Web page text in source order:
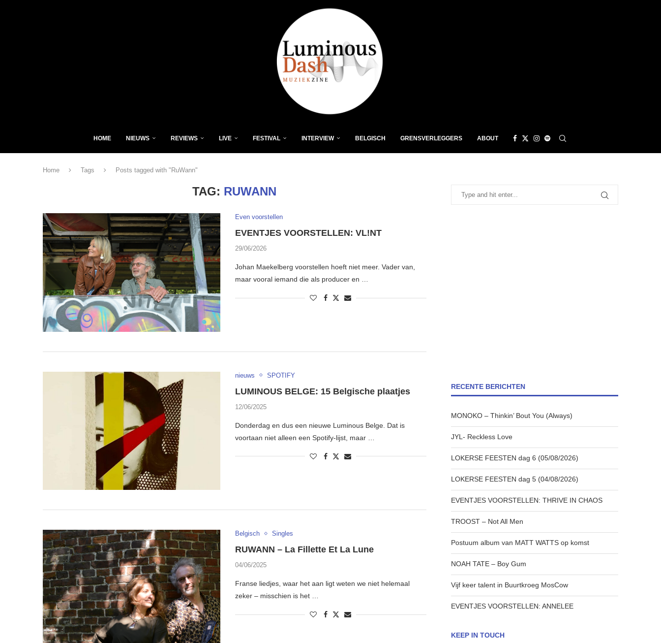
HOME NIEUWS REVIEWS LIVE FESTIVAL INTERVIEW BELGISCH GRENSVERLEGGERS ABOUT
Home Tags Posts tagged with "RuWann"
TAG: RUWANN
Even voorstellen
EVENTJES VOORSTELLEN: VL!NT
29/06/2026
Johan Maekelberg voorstellen hoeft niet meer. Vader van,
maar vooral iemand die als producer en …
nieuws SPOTIFY
LUMINOUS BELGE: 15 Belgische plaatjes
12/06/2025
Donderdag en dus een nieuwe Luminous Belge. Dat is
voortaan niet alleen een Spotify-lijst, maar …
Belgisch Singles
RUWANN – La Fillette Et La Lune
04/06/2025
Franse liedjes, waar het aan ligt weten we niet helemaal
zeker – misschien is het …
RECENTE BERICHTEN
MONOKO – Thinkin’ Bout You (Always)
JYL- Reckless Love
LOKERSE FEESTEN dag 6 (05/08/2026)
LOKERSE FEESTEN dag 5 (04/08/2026)
EVENTJES VOORSTELLEN: THRIVE IN CHAOS
TROOST – Not All Men
Postuum album van MATT WATTS op komst
NOAH TATE – Boy Gum
Vijf keer talent in Buurtkroeg MosCow
EVENTJES VOORSTELLEN: ANNELEE
KEEP IN TOUCH